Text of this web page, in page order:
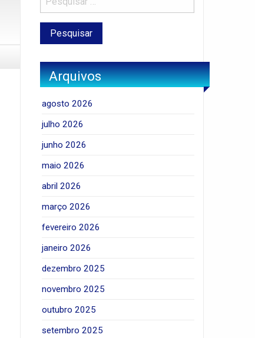
Arquivos
agosto 2026
julho 2026
junho 2026
maio 2026
abril 2026
março 2026
fevereiro 2026
janeiro 2026
dezembro 2025
novembro 2025
outubro 2025
setembro 2025